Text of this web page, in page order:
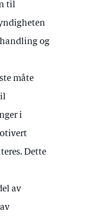
til
og
måte
i
Dette
av